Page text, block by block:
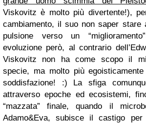
Viskovitz è molto più divertente!),
cambiamento, il suo non saper stare
pulsione verso un
evoluzione però, al contrario
Viskovitz non ha come scopo il
specie, ma molto più
soddisfazione! :) La sfiga
attraverso epoche ed ecosistemi,
“mazzata” finale,quando il
Adamo&Eva, subisce il castigo